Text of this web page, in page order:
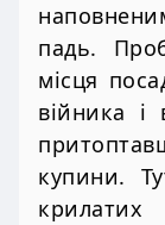
падь.
місця
війника і
купини.